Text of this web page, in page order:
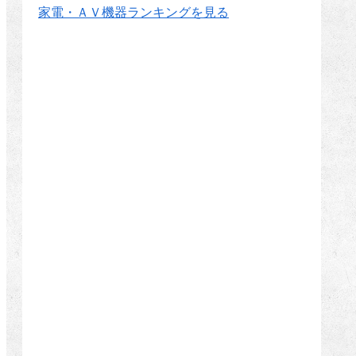
家電・ＡＶ機器ランキングを見る